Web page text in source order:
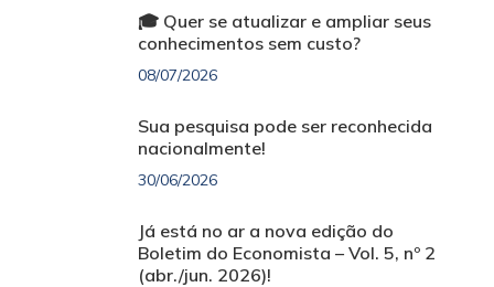
🎓 Quer se atualizar e ampliar seus
conhecimentos sem custo?
08/07/2026
Sua pesquisa pode ser reconhecida
nacionalmente!
30/06/2026
Já está no ar a nova edição do
Boletim do Economista – Vol. 5, nº 2
(abr./jun. 2026)!